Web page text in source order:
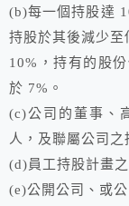
(b)每一個持股達
持股於其後減少至
10%，持有的股
於 7%。
(c)公司的董事、
人，及聯屬公司之
(d)員工持股計畫之
(e)公開公司、或